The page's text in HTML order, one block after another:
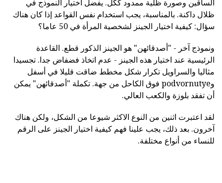
الساقين وصورة ظلية ممدود ككل. يفضل اختيار النموذج في
ظلال داكنة. بالمناسبة، يجب استخدام نفس القواعد إذا كان هناك
سؤال: كيفية اختيار الجينز لشخصية المرأة في 50 عاما؟
ونموذج آخر - "أصدقائهن" هو الجينز الذكور قطع. القاعدة
الرئيسية عند اختيار هذه الجينز - عدم اتخاذ فضفاض جدا. تجسيدا
مثاليا والسراويل تكرار شكل مخطط ضاقت قليلا في أسفل
وpodvornutye فوق الكاحل من جهة. تكملة "أصدقائهن" يمكن
أن تفقد بلوزة والكعب العالي.
لقد اعتبرت اثنين من النوع الاكثر شيوعا من الشكل، ولكن هناك
آخرون. بعد ذلك، يجب علينا فهم كيفية اختيار الجينز على الرقم
للنساء من أنواع مختلفة.